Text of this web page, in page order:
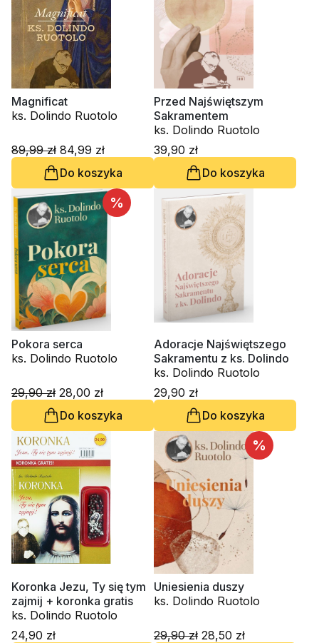
Magnificat
ks. Dolindo Ruotolo
89,99 zł 84,99 zł
Do koszyka
Przed Najświętszym
Sakramentem
ks. Dolindo Ruotolo
39,90 zł
Do koszyka
%
Pokora serca
ks. Dolindo Ruotolo
29,90 zł 28,00 zł
Do koszyka
Adoracje Najświętszego
Sakramentu z ks. Dolindo
ks. Dolindo Ruotolo
29,90 zł
Do koszyka
Koronka Jezu, Ty się tym
zajmij + koronka gratis
ks. Dolindo Ruotolo
24,90 zł
%
Uniesienia duszy
ks. Dolindo Ruotolo
29,90 zł 28,50 zł